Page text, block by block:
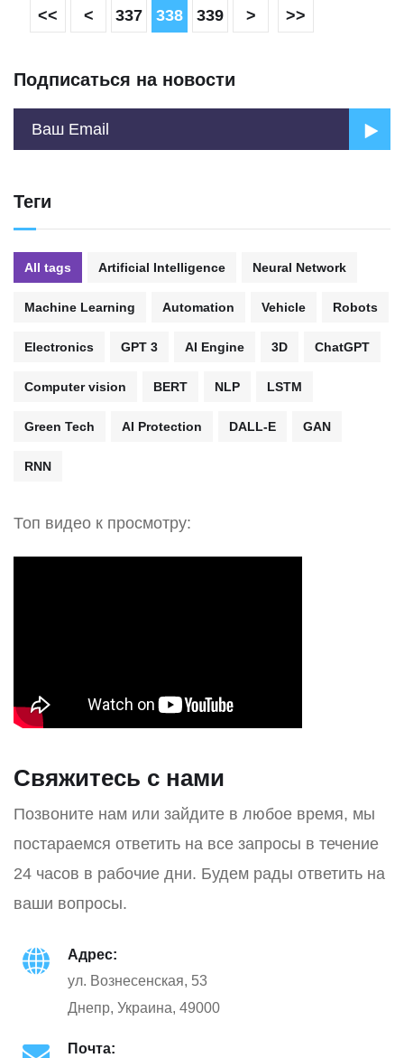
<< < 337 338 339 > >>
Подписаться на новости
Теги
All tags Artificial Intelligence Neural Network
Machine Learning Automation Vehicle Robots
Electronics GPT 3 AI Engine 3D ChatGPT
Computer vision BERT NLP LSTM
Green Tech AI Protection DALL-E GAN
RNN
Топ видео к просмотру:
Свяжитесь с нами
Позвоните нам или зайдите в любое время, мы
постараемся ответить на все запросы в течение
24 часов в рабочие дни. Будем рады ответить на
ваши вопросы.
Адрес:
ул. Вознесенская, 53
Днепр, Украина, 49000
Почта: